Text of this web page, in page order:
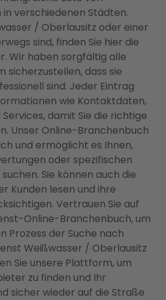
verschiedenen Städten.
/ Oberlausitz oder einer
sind, finden Sie hier die
Wir haben sorgfältig alle
sicherzustellen, dass sie
sind. Jeder Eintrag
wie Kontaktdaten,
damit Sie die richtige
Unser Online-Branchenbuch
und ermöglicht es Ihnen,
oder spezifischen
Sie können auch die
Kunden lesen und ihre
Vertrauen Sie auf
Online-Branchenbuch, um
Prozess der Suche nach
Weißwasser / Oberlausitz
Sie unsere Plattform, um
zu finden und Ihr
sicher wieder auf die Straße